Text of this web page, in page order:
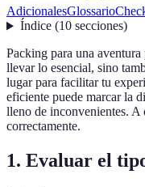
AdicionalesGlossario
Índice(10 secciones)
Packing para una
llevar lo esencial, sino
lugar para facilitar tu
eficiente puede marcar la
lleno de inconvenientes. A
correctamente.
1. Evaluar el